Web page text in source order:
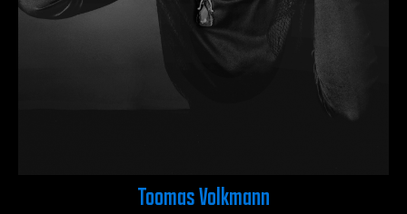
Toomas Volkmann